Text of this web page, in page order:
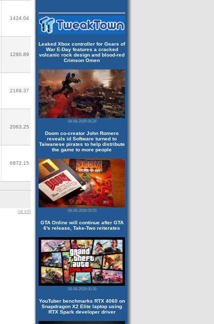
1424.04
1280.89
2169.37
2063.25
6872.15
na vrh
Leaked Xbox controller for Gears of
War E-Day features a cracked
volcanic rock design and blood-red
Crimson Omen
08-08-2026 06:24
Doom co-creator John Romero
reveals id Software turned to
Taiwanese pirates to help distribute
the game to more people
08-08-2026 05:53
GTA Online will continue after GTA
6's release, Take-Two reiterates
08-08-2026 00:35
YouTuber benchmarks RTX 4060 on
Snapdragon X2 Elite laptop using
RTX Spark developer driver